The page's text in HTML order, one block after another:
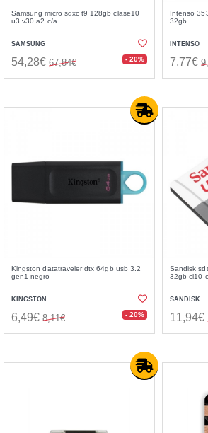
Samsung micro sdxc t9 128gb clase10
u3 v30 a2 c/a
SAMSUNG
54,28€ 67,84€ - 20%
Intenso
32gb
INTENSO
7,77€
Kingston datatraveler dtx 64gb usb 3.2
gen1 negro
KINGSTON
6,49€ 8,11€ - 20%
Sandisk
32gb cl10
SANDISK
11,94€